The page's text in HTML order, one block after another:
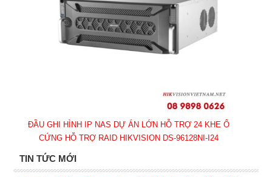
ĐẦU GHI HÌNH IP NAS DỰ ÁN LỚN HỖ TRỢ 24 KHE Ổ
CỨNG HỖ TRỢ RAID HIKVISION DS-96128NI-I24
TIN TỨC MỚI